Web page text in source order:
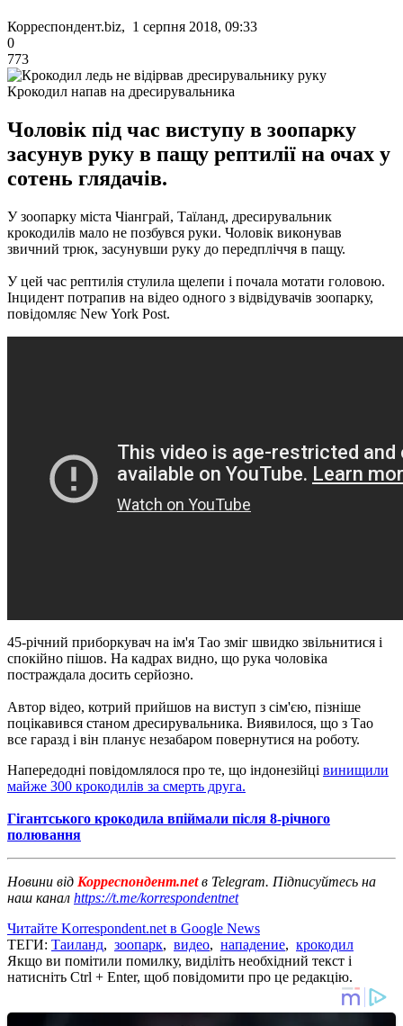
Корреспондент.biz, 1 серпня 2018, 09:33
0
773
Крокодил напав на дресирувальника
Чоловік під час виступу в зоопарку
засунув руку в пащу рептилії на очах у
сотень глядачів.
У зоопарку міста Чіанграй, Таїланд, дресирувальник
крокодилів мало не позбувся руки. Чоловік виконував
звичний трюк, засунувши руку до передпліччя в пащу.
У цей час рептилія стулила щелепи і почала мотати головою.
Інцидент потрапив на відео одного з відвідувачів зоопарку,
повідомляє New York Post.
45-річний приборкувач на ім'я Тао зміг швидко звільнитися і
спокійно пішов. На кадрах видно, що рука чоловіка
постраждала досить серйозно.
Автор відео, котрий прийшов на виступ з сім'єю, пізніше
поцікавився станом дресирувальника. Виявилося, що з Тао
все гаразд і він планує незабаром повернутися на роботу.
Напередодні повідомлялося про те, що індонезійці винищили
майже 300 крокодилів за смерть друга.
Гігантського крокодила впіймали після 8-річного
полювання
Новини від Корреспондент.netв Telegram. Підписуйтесь на
наш канал https://t.me/korrespondentnet
Читайте Korrespondent.net в Google News
ТЕГИ: Таиланд, зоопарк, видео, нападение, крокодил
Якщо ви помітили помилку, виділіть необхідний текст і
натисніть Ctrl + Enter, щоб повідомити про це редакцію.